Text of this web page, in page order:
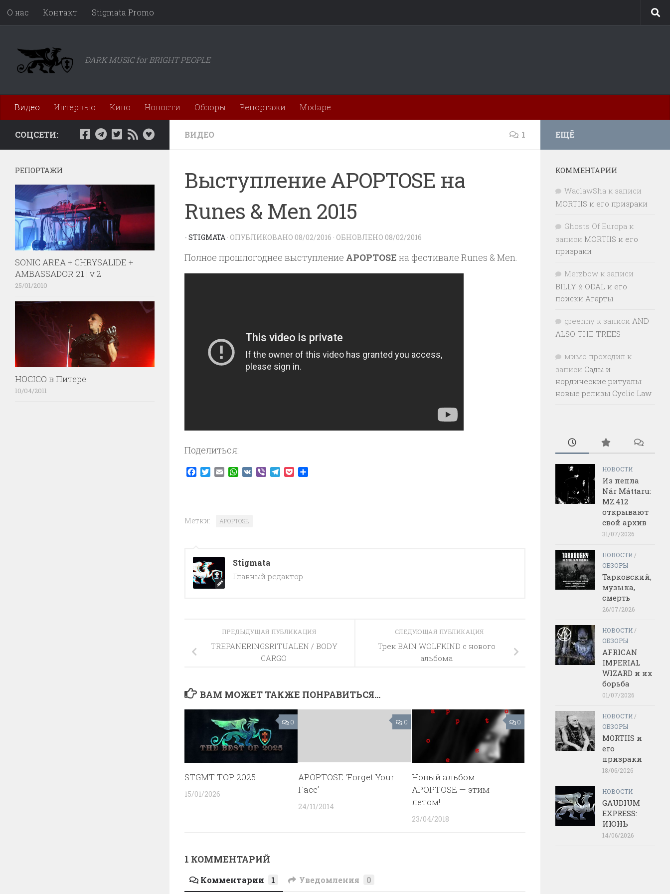
Перейти к содержимому
О нас Контакт Stigmata Promo
DARK MUSIC for BRIGHT PEOPLE
Видео Интервью Кино Новости Обзоры Репортажи Mixtape
ВИДЕО 1
Выступление APOPTOSE на
Runes & Men 2015
- STIGMATA · ОПУБЛИКОВАНО 08/02/2016 · ОБНОВЛЕНО 08/02/2016
Полное прошлогоднее выступление APOPTOSE на фестивале Runes & Men.
Поделиться:
Facebook
TwitterEmailWhatsApp
VK ViberTelegram
Pocket
Метки: APOPTOSE
Stigmata
Главный редактор
СЛЕДУЮЩАЯ ПУБЛИКАЦИЯ
Трек BAIN WOLFKIND с нового
альбома
ПРЕДЫДУЩАЯ ПУБЛИКАЦИЯ
TREPANERINGSRITUALEN / BODY
CARGO
ВАМ МОЖЕТ ТАКЖЕ ПОНРАВИТЬСЯ...
0
STGMT TOP 2025
15/01/2026
0
APOPTOSE ‘Forget Your
Face’
24/11/2014
0
Новый альбом
APOPTOSE — этим
летом!
23/04/2018
1 КОММЕНТАРИЙ
Комментарии 1 Уведомления 0
СОЦСЕТИ:
РЕПОРТАЖИ
SONIC AREA + CHRYSALIDE +
AMBASSADOR 21 | v.2
25/01/2010
HOCICO в Питере
10/04/2011
ЕЩЁ
КОММЕНТАРИИ
WaclawSha к записи
MORTIIS и его призраки
Ghosts Of Europa к
записи MORTIIS и его
призраки
Merzbow к записи
BILLY ᛟ ODAL и его
поиски Агарты
greenny к записи AND
ALSO THE TREES
мимо проходил к
записи Сады и
нордические ритуалы:
новые релизы Cyclic Law
НОВОСТИ
Из пепла
Nár Máttaru:
MZ.412
открывают
свой архив
31/07/2026
НОВОСТИ /
ОБЗОРЫ
Тарковский,
музыка,
смерть
26/07/2026
НОВОСТИ /
ОБЗОРЫ
AFRICAN
IMPERIAL
WIZARD и их
борьба
01/07/2026
НОВОСТИ /
ОБЗОРЫ
MORTIIS и
его
призраки
18/06/2026
НОВОСТИ
GAUDIUM
EXPRESS:
ИЮНЬ
14/06/2026